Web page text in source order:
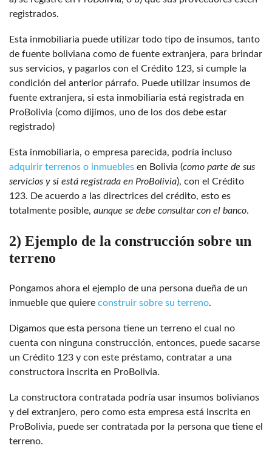
registrados.
Esta inmobiliaria puede utilizar todo tipo de insumos, tanto
de fuente boliviana como de fuente extranjera, para brindar
sus servicios, y pagarlos con el Crédito 123, si cumple la
condición del anterior párrafo. Puede utilizar insumos de
fuente extranjera, si esta inmobiliaria está registrada en
ProBolivia (como dijimos, uno de los dos debe estar
registrado)
Esta inmobiliaria, o empresa parecida, podría incluso
adquirir terrenos o inmuebles en Bolivia (como parte de sus
servicios y si está registrada en ProBolivia), con el Crédito
123. De acuerdo a las directrices del crédito, esto es
totalmente posible, aunque se debe consultar con el banco.
2) Ejemplo de la construcción sobre un
terreno
Pongamos ahora el ejemplo de una persona dueña de un
inmueble que quiere construir sobre su terreno.
Digamos que esta persona tiene un terreno el cual no
cuenta con ninguna construcción, entonces, puede sacarse
un Crédito 123 y con este préstamo, contratar a una
constructora inscrita en ProBolivia.
La constructora contratada podría usar insumos bolivianos
y del extranjero, pero como esta empresa está inscrita en
ProBolivia, puede ser contratada por la persona que tiene el
terreno.